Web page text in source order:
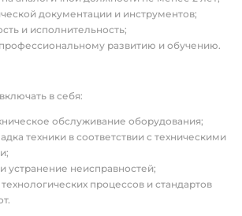
документации и инструментов;
и исполнительность;
профессиональному развитию и обучению.
в себя:
обслуживание оборудования;
техники в соответствии с техническими
устранение неисправностей;
процессов и стандартов